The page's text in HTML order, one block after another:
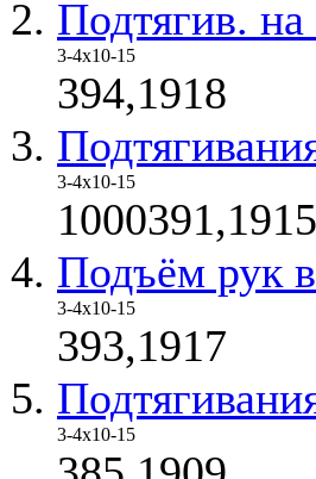
Подтягив.
3-4х10-15
394,1918
3-4х10-15
1000391,1915
Подъём рук
3-4х10-15
393,1917
3-4х10-15